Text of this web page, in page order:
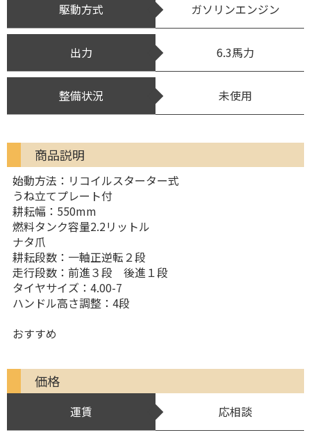
駆動方式 ガソリンエンジン
出力 6.3馬力
整備状況 未使用
商品説明
始動方法：リコイルスターター式
うね立てプレート付
耕耘幅：550mm
燃料タンク容量2.2リットル
ナタ爪
耕耘段数：一軸正逆転２段
走行段数：前進３段 後進１段
タイヤサイズ：4.00-7
ハンドル高さ調整：4段
おすすめ
価格
運賃 応相談